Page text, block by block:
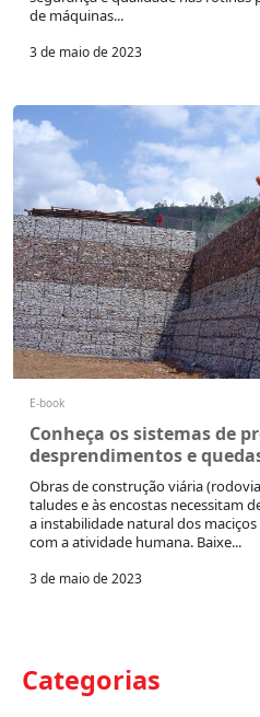
de máquinas...
3 de maio de 2023
E-book
Conheça os sistemas de
desprendimentos e
Obras de construção viária
taludes e às encostas necessitam
a instabilidade natural dos
com a atividade humana. Baixe...
3 de maio de 2023
Categorias